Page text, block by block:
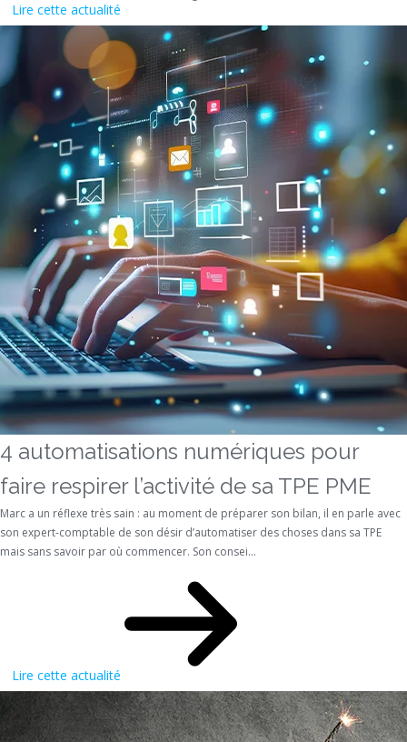
Lire cette actualité
4 automatisations numériques pour
faire respirer l’activité de sa TPE PME
Marc a un réflexe très sain : au moment de préparer son bilan, il en parle avec
son expert-comptable de son désir d’automatiser des choses dans sa TPE
mais sans savoir par où commencer. Son consei...
Lire cette actualité